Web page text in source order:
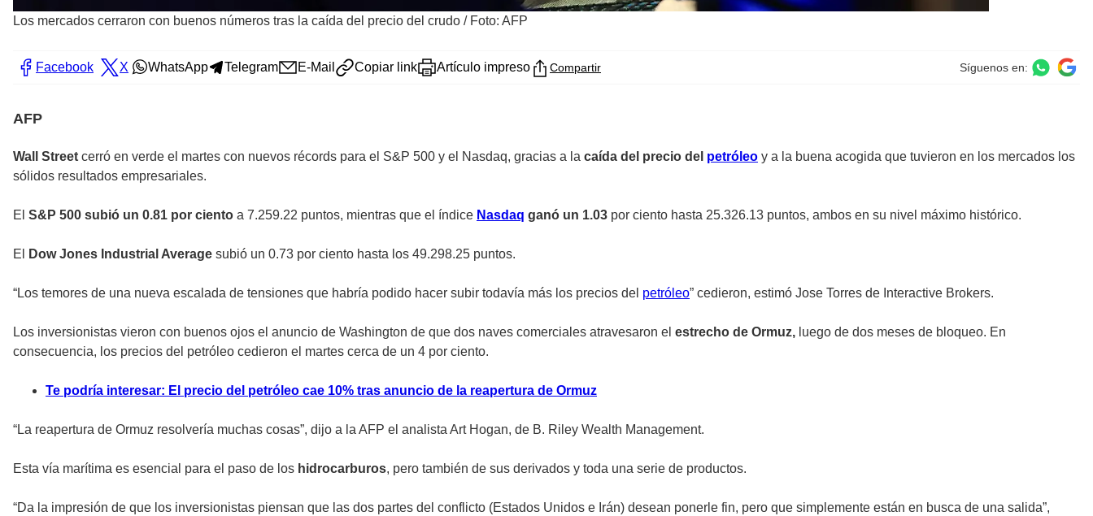
Los mercados cerraron con buenos números tras la caída del precio del crudo / Foto: AFP
Facebook X WhatsApp Telegram E-Mail Copiar link Artículo impreso Compartir Síguenos en:
AFP
Wall Street cerró en verde el martes con nuevos récords para el S&P 500 y el Nasdaq, gracias a la caída del precio del petróleo y a la buena acogida que tuvieron en los mercados los
sólidos resultados empresariales.
El S&P 500 subió un 0.81 por ciento a 7.259.22 puntos, mientras que el índice Nasdaq ganó un 1.03 por ciento hasta 25.326.13 puntos, ambos en su nivel máximo histórico.
El Dow Jones Industrial Average subió un 0.73 por ciento hasta los 49.298.25 puntos.
“Los temores de una nueva escalada de tensiones que habría podido hacer subir todavía más los precios del petróleo” cedieron, estimó Jose Torres de Interactive Brokers.
Los inversionistas vieron con buenos ojos el anuncio de Washington de que dos naves comerciales atravesaron el estrecho de Ormuz, luego de dos meses de bloqueo. En
consecuencia, los precios del petróleo cedieron el martes cerca de un 4 por ciento.
Te podría interesar: El precio del petróleo cae 10% tras anuncio de la reapertura de Ormuz
“La reapertura de Ormuz resolvería muchas cosas”, dijo a la AFP el analista Art Hogan, de B. Riley Wealth Management.
Esta vía marítima es esencial para el paso de los hidrocarburos, pero también de sus derivados y toda una serie de productos.
“Da la impresión de que los inversionistas piensan que las dos partes del conflicto (Estados Unidos e Irán) desean ponerle fin, pero que simplemente están en busca de una salida”,